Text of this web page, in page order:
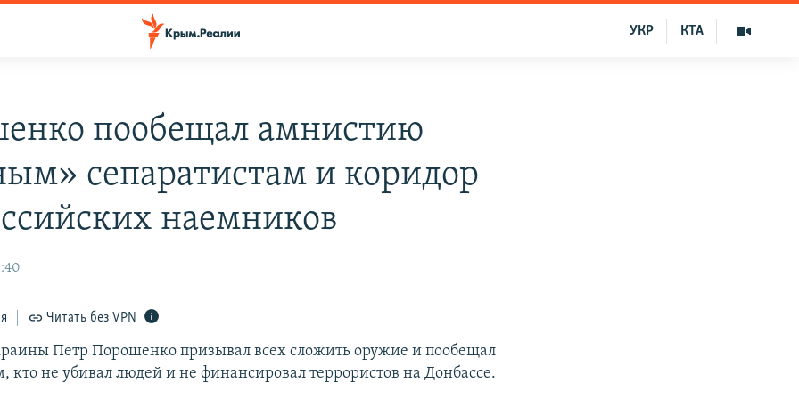
КТА
УКР
пообещал амнистию
сепаратистам и коридор
наемников
Читать без VPN
Петр Порошенко призывал всех сложить оружие и пообещал
кто не убивал людей и не финансировал террористов на Донбассе.